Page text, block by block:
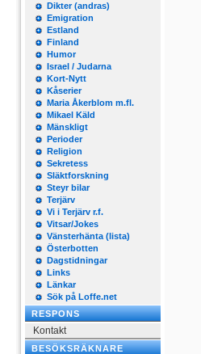
Dikter (andras)
Emigration
Estland
Finland
Humor
Israel / Judarna
Kort-Nytt
Kåserier
Maria Åkerblom m.fl.
Mikael Käld
Mänskligt
Perioder
Religion
Sekretess
Släktforskning
Steyr bilar
Terjärv
Vi i Terjärv r.f.
Vitsar/Jokes
Vänsterhänta (lista)
Österbotten
Dagstidningar
Links
Länkar
Sök på Loffe.net
RESPONS
Kontakt
BESÖKSRÄKNARE